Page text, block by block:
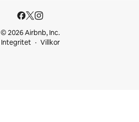
© 2026 Airbnb, Inc.
Integritet
Villkor